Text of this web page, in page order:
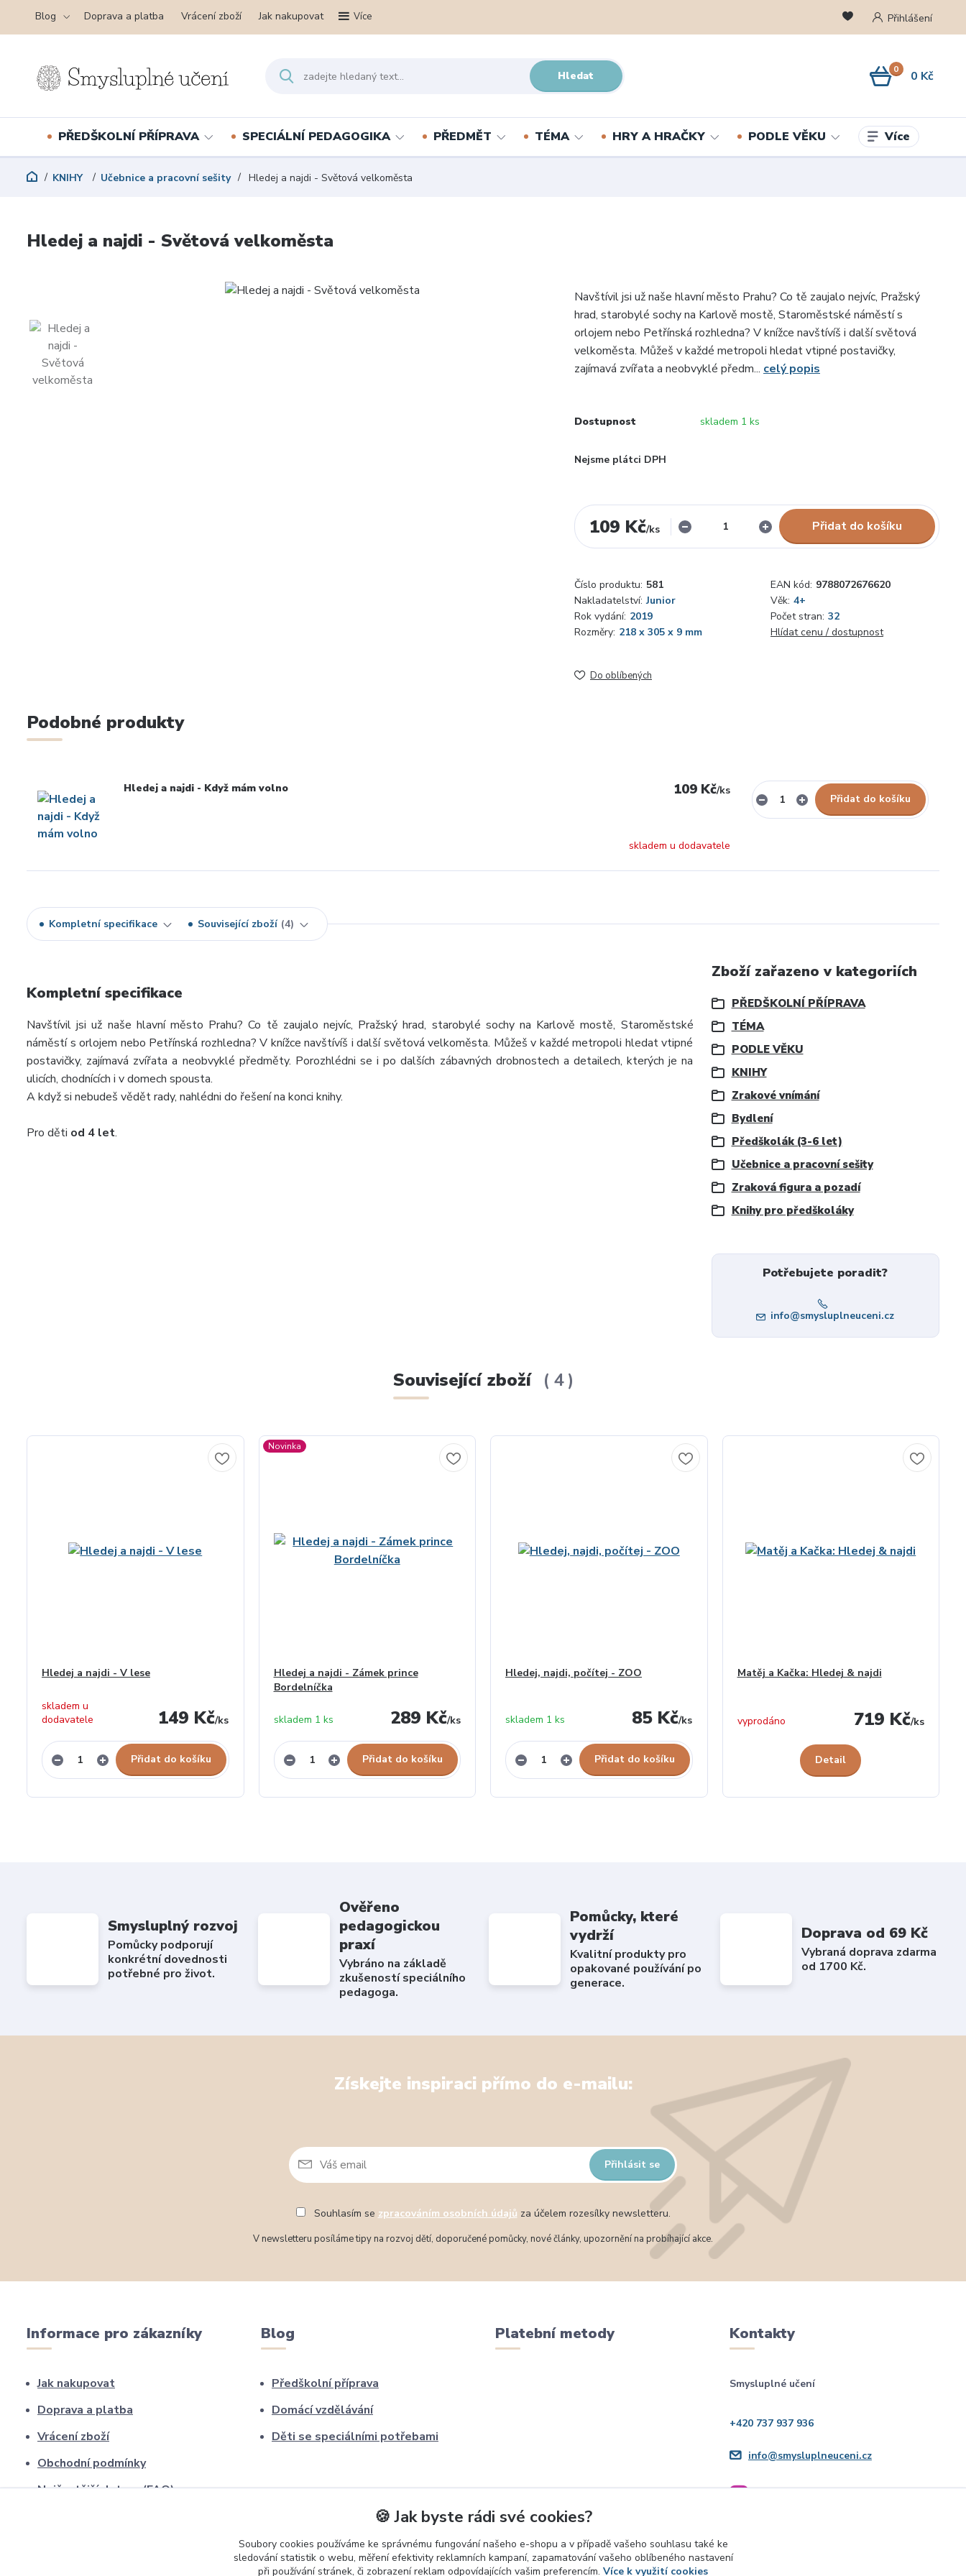
Blog Doprava a platba Vrácení zboží Jak nakupovat Více Přihlášení
Hledat 0 0 Kč
PŘEDŠKOLNÍ PŘÍPRAVA SPECIÁLNÍ PEDAGOGIKA PŘEDMĚT TÉMA HRY A HRAČKY PODLE VĚKU Více
KNIHY Učebnice a pracovní sešity Hledej a najdi - Světová velkoměsta
Hledej a najdi - Světová velkoměsta
Navštívil jsi už naše hlavní město Prahu? Co tě zaujalo nejvíc, Pražský
hrad, starobylé sochy na Karlově mostě, Staroměstské náměstí s
orlojem nebo Petřínská rozhledna? V knížce navštívíš i další světová
velkoměsta. Můžeš v každé metropoli hledat vtipné postavičky,
zajímavá zvířata a neobvyklé předm... celý popis
Dostupnost skladem 1 ks
Nejsme plátci DPH
109 Kč/ks Přidat do košíku
Číslo produktu: 581 EAN kód: 9788072676620
Nakladatelství: Junior Věk: 4+
Rok vydání: 2019 Počet stran: 32
Rozměry: 218 x 305 x 9 mm Hlídat cenu / dostupnost
Do oblíbených
Podobné produkty
Hledej a najdi - Když mám volno 109 Kč/ks
skladem u dodavatele
Přidat do košíku
Kompletní specifikace Související zboží 4
Kompletní specifikace
Navštívil jsi už naše hlavní město Prahu? Co tě zaujalo nejvíc, Pražský hrad, starobylé sochy na Karlově mostě, Staroměstské
náměstí s orlojem nebo Petřínská rozhledna? V knížce navštívíš i další světová velkoměsta. Můžeš v každé metropoli hledat vtipné
postavičky, zajímavá zvířata a neobvyklé předměty. Porozhlédni se i po dalších zábavných drobnostech a detailech, kterých je na
ulicích, chodnících i v domech spousta.
A když si nebudeš vědět rady, nahlédni do řešení na konci knihy.
Pro děti od 4 let.
Zboží zařazeno v kategoriích
PŘEDŠKOLNÍ PŘÍPRAVA
TÉMA
PODLE VĚKU
KNIHY
Zrakové vnímání
Bydlení
Předškolák (3-6 let)
Učebnice a pracovní sešity
Zraková figura a pozadí
Knihy pro předškoláky
Potřebujete poradit?
info@smysluplneuceni.cz
Související zboží 4
Hledej a najdi - V lese
149 Kč/ks
skladem u
dodavatele
Přidat do košíku
Novinka
Hledej a najdi - Zámek prince
Bordelníčka
289 Kč/ks
skladem 1 ks
Přidat do košíku
Hledej, najdi, počítej - ZOO
85 Kč/ks
skladem 1 ks
Přidat do košíku
Matěj a Kačka: Hledej & najdi
719 Kč/ks
vyprodáno
Detail
Smysluplný rozvoj
Pomůcky podporují
konkrétní dovednosti
potřebné pro život.
Ověřeno
pedagogickou
praxí
Vybráno na základě
zkušeností speciálního
pedagoga.
Pomůcky, které
vydrží
Kvalitní produkty pro
opakované používání po
generace.
Doprava od 69 Kč
Vybraná doprava zdarma
od 1700 Kč.
Získejte inspiraci přímo do e-mailu:
Přihlásit se
Souhlasím se zpracováním osobních údajů za účelem rozesílky newsletteru.
V newsletteru posíláme tipy na rozvoj dětí, doporučené pomůcky, nové články, upozornění na probíhající akce.
Informace pro zákazníky
Jak nakupovat
Doprava a platba
Vrácení zboží
Obchodní podmínky
Nejčastější dotazy (FAQ)
Blog
Předškolní příprava
Domácí vzdělávání
Děti se speciálními potřebami
Platební metody Kontakty
Smysluplné učení
+420 737 937 936
info@smysluplneuceni.cz
🍪 Jak byste rádi své cookies?
Soubory cookies používáme ke správnému fungování našeho e-shopu a v případě vašeho souhlasu také ke
sledování statistik o webu, měření efektivity reklamních kampaní, zapamatování vašeho oblíbeného nastavení
při používání stránek, či zobrazení reklam odpovídajících vašim preferencím. Více k využití cookies